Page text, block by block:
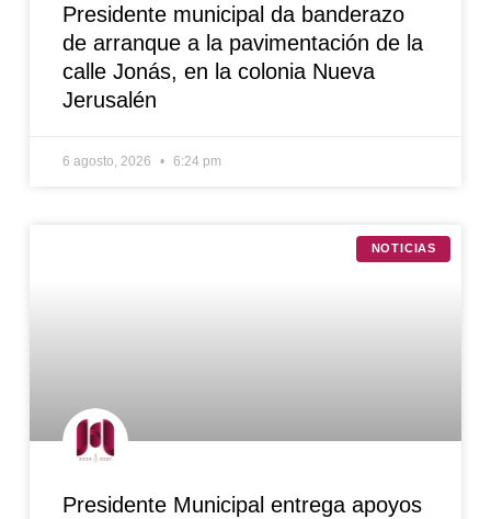
Presidente municipal da banderazo
de arranque a la pavimentación de la
calle Jonás, en la colonia Nueva
Jerusalén
6 agosto, 2026 6:24 pm
NOTICIAS
Presidente Municipal entrega apoyos